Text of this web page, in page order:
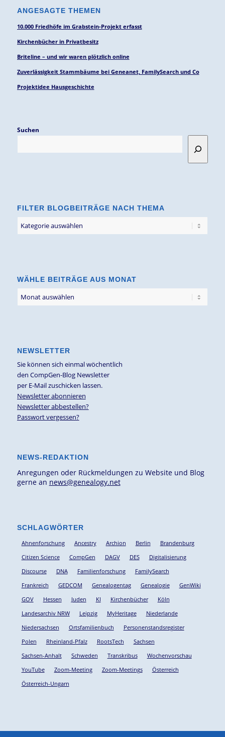
ANGESAGTE THEMEN
10.000 Friedhöfe im Grabstein-Projekt erfasst
Kirchenbücher in Privatbesitz
Briteline – und wir waren plötzlich online
Zuverlässigkeit Stammbäume bei Geneanet, FamilySearch und Co
Projektidee Hausgeschichte
Suchen
FILTER BLOGBEITRÄGE NACH THEMA
Blogbeiträge
WÄHLE BEITRÄGE AUS MONAT
NEWSLETTER
Sie können sich einmal wöchentlich
den CompGen-Blog Newsletter
per E-Mail zuschicken lassen.
Newsletter abonnieren
Newsletter abbestellen?
Passwort vergessen?
NEWS-REDAKTION
Anregungen oder Rückmeldungen zu Website und Blog
gerne an news@genealogy.net
SCHLAGWÖRTER
Ahnenforschung Ancestry Archion Berlin
Brandenburg
Citizen Science
CompGen DAGV DES
Digitalisierung
Discourse
DNA Familienforschung
FamilySearch
Frankreich
GEDCOM Genealogentag Genealogie
GenWiki
GOV
Hessen Juden KI Kirchenbücher
Köln
Landesarchiv NRW
Leipzig MyHeritage
Niederlande
Niedersachsen
Ortsfamilienbuch
Personenstandsregister
Polen
Rheinland-Pfalz RootsTech
Sachsen
Sachsen-Anhalt
Schweden Transkribus
Wochenvorschau
YouTube
Zoom-Meeting Zoom-Meetings
Österreich
Österreich-Ungarn